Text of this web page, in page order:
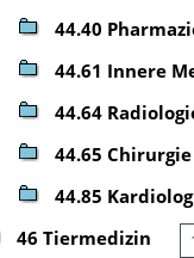
44.40
44.61 Innere
44.64
44.65 Chirurgie
44.85
46 Tiermedizin